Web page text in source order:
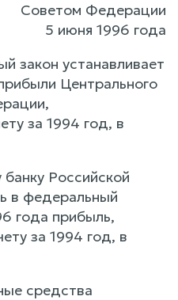
Советом Федерации
5 июня 1996 года
закон устанавливает
Центрального
за 1994 год, в
Российской
в федеральный
года прибыль,
за 1994 год, в
средства